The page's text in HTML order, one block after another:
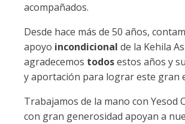
acompañados.
Desde hace más de 50 años,
apoyo incondicional de la Kehila
agradecemos todosestos años y
y aportación para lograr este gran
Trabajamos de la mano con Yesod
con gran generosidad apoyan a